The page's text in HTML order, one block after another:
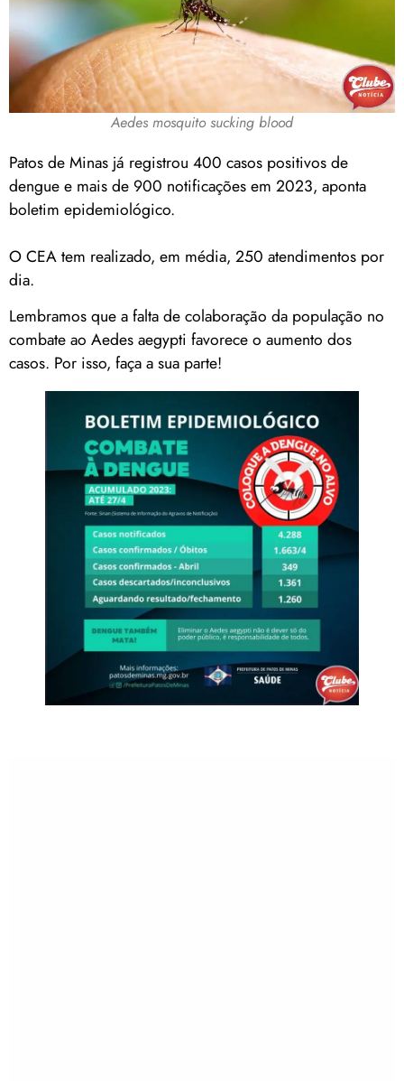
Aedes mosquito sucking blood
Patos de Minas já registrou 400 casos positivos de
dengue e mais de 900 notificações em 2023, aponta
boletim epidemiológico.
O CEA tem realizado, em média, 250 atendimentos por
dia.
Lembramos que a falta de colaboração da população no
combate ao Aedes aegypti favorece o aumento dos
casos. Por isso, faça a sua parte!